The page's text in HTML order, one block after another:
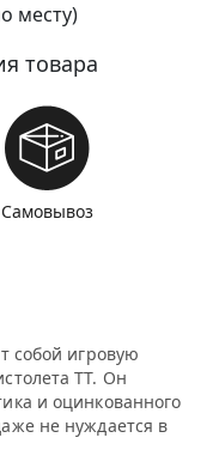
месту)
товара
Самовывоз
собой игровую
ТТ. Он
и оцинкованного
не нуждается в